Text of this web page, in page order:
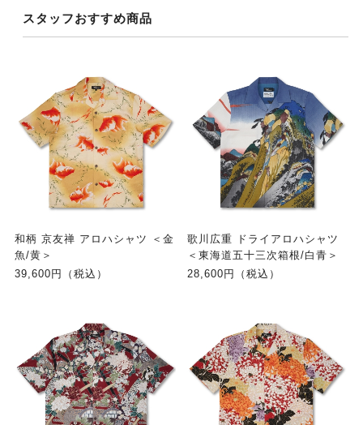
スタッフおすすめ商品
和柄 京友禅 アロハシャツ ＜金
魚/黄＞
39,600円（税込）
歌川広重 ドライアロハシャツ
＜東海道五十三次箱根/白青＞
28,600円（税込）